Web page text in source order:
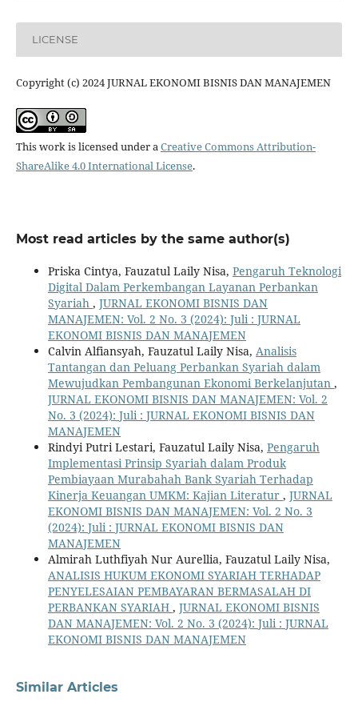
LICENSE
Copyright (c) 2024 JURNAL EKONOMI BISNIS DAN MANAJEMEN
This work is licensed under aCreative Commons Attribution-
ShareAlike 4.0 International License.
Most read articles by the same author(s)
Priska Cintya, Fauzatul Laily Nisa, Pengaruh Teknologi
Digital Dalam Perkembangan Layanan Perbankan
Syariah , JURNAL EKONOMI BISNIS DAN
MANAJEMEN: Vol. 2 No. 3 (2024): Juli : JURNAL
EKONOMI BISNIS DAN MANAJEMEN
Calvin Alfiansyah, Fauzatul Laily Nisa, Analisis
Tantangan dan Peluang Perbankan Syariah dalam
Mewujudkan Pembangunan Ekonomi Berkelanjutan ,
JURNAL EKONOMI BISNIS DAN MANAJEMEN: Vol. 2
No. 3 (2024): Juli : JURNAL EKONOMI BISNIS DAN
MANAJEMEN
Rindyi Putri Lestari, Fauzatul Laily Nisa, Pengaruh
Implementasi Prinsip Syariah dalam Produk
Pembiayaan Murabahah Bank Syariah Terhadap
Kinerja Keuangan UMKM: Kajian Literatur , JURNAL
EKONOMI BISNIS DAN MANAJEMEN: Vol. 2 No. 3
(2024): Juli : JURNAL EKONOMI BISNIS DAN
MANAJEMEN
Almirah Luthfiyah Nur Aurellia, Fauzatul Laily Nisa,
ANALISIS HUKUM EKONOMI SYARIAH TERHADAP
PENYELESAIAN PEMBAYARAN BERMASALAH DI
PERBANKAN SYARIAH , JURNAL EKONOMI BISNIS
DAN MANAJEMEN: Vol. 2 No. 3 (2024): Juli : JURNAL
EKONOMI BISNIS DAN MANAJEMEN
Similar Articles